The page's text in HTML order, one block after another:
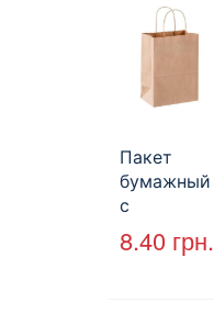
Пакет
бумажный
с
кручеными
ручками,
8.40 грн.